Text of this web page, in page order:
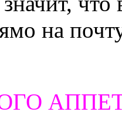
на